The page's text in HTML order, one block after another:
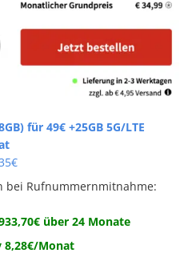
für 49€ +25GB 5G/LTE
bei Rufnummernmitnahme:
über 24 Monate
8,28€/Monat